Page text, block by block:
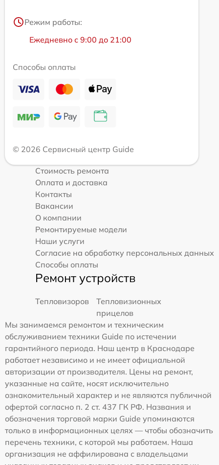
Режим работы:
Ежедневно с 9:00 до 21:00
Способы оплаты
© 2026 Сервисный центр Guide
Стоимость ремонта
Оплата и доставка
Контакты
Вакансии
О компании
Ремонтируемые модели
Наши услуги
Согласие на обработку персональных данных
Способы оплаты
Ремонт устройств
Тепловизоров
Тепловизионных
прицелов
Мы занимаемся ремонтом и техническим
обслуживанием техники Guide по истечении
гарантийного периода. Наш центр в Краснодаре
работает независимо и не имеет официальной
авторизации от производителя. Цены на ремонт,
указанные на сайте, носят исключительно
ознакомительный характер и не являются публичной
офертой согласно п. 2 ст. 437 ГК РФ. Названия и
обозначения торговой марки Guide упоминаются
только в информационных целях — чтобы обозначить
перечень техники, с которой мы работаем. Наша
организация не аффилирована с владельцами